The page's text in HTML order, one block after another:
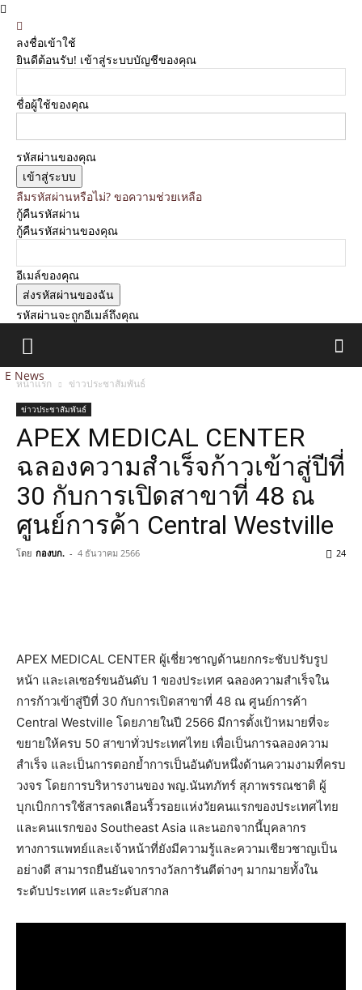
ลงชื่อเข้าใช้
ยินดีต้อนรับ! เข้าสู่ระบบบัญชีของคุณ
ชื่อผู้ใช้ของคุณ
รหัสผ่านของคุณ
ลืมรหัสผ่านหรือไม่? ขอความช่วยเหลือ
กู้คืนรหัสผ่าน
กู้คืนรหัสผ่านของคุณ
อีเมล์ของคุณ
รหัสผ่านจะถูกอีเมล์ถึงคุณ
E News
หน้าแรก ข่าวประชาสัมพันธ์
ข่าวประชาสัมพันธ์
APEX MEDICAL CENTER
ฉลองความสำเร็จก้าวเข้าสู่ปีที่
30 กับการเปิดสาขาที่ 48 ณ
ศูนย์การค้า Central Westville
โดย กองบก. - 4 ธันวาคม 2566 24
APEX MEDICAL CENTER ผู้เชี่ยวชาญด้านยกกระชับปรับรูป
หน้า และเลเซอร์ขนอันดับ 1 ของประเทศ ฉลองความสำเร็จใน
การก้าวเข้าสู่ปีที่ 30 กับการเปิดสาขาที่ 48 ณ ศูนย์การค้า
Central Westville โดยภายในปี 2566 มีการตั้งเป้าหมายที่จะ
ขยายให้ครบ 50 สาขาทั่วประเทศไทย เพื่อเป็นการฉลองความ
สำเร็จ และเป็นการตอกย้ำการเป็นอันดับหนึ่งด้านความงามที่ครบ
วงจร โดยการบริหารงานของ พญ.นันทภัทร์ สุภาพรรณชาติ ผู้
บุกเบิกการใช้สารลดเลือนริ้วรอยแห่งวัยคนแรกของประเทศไทย
และคนแรกของ Southeast Asia และนอกจากนี้บุคลากร
ทางการแพทย์และเจ้าหน้าที่ยังมีความรู้และความเชียวชาญเป็น
อย่างดี สามารถยืนยันจากรางวัลการันตีต่างๆ มากมายทั้งใน
ระดับประเทศ และระดับสากล